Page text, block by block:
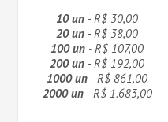
10 un - R$ 30,00
20 un - R$ 38,00
100 un - R$ 107,00
200 un - R$ 192,00
1000 un - R$ 861,00
2000 un- R$ 1.683,00